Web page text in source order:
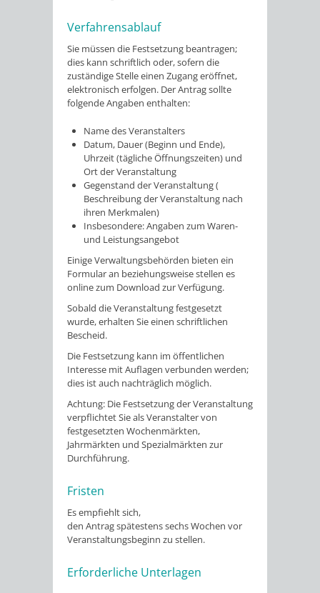
Verfahrensablauf
Sie müssen die Festsetzung beantragen;
dies kann schriftlich oder, sofern die
zuständige Stelle einen Zugang eröffnet,
elektronisch erfolgen. Der Antrag sollte
folgende Angaben enthalten:
Name des Veranstalters
Datum, Dauer (Beginn und Ende),
Uhrzeit (tägliche Öffnungszeiten) und
Ort der Veranstaltung
Gegenstand der Veranstaltung (
Beschreibung der Veranstaltung nach
ihren Merkmalen)
Insbesondere: Angaben zum Waren-
und Leistungsangebot
Einige Verwaltungsbehörden bieten ein
Formular an beziehungsweise stellen es
online zum Download zur Verfügung.
Sobald die Veranstaltung festgesetzt
wurde, erhalten Sie einen schriftlichen
Bescheid.
Die Festsetzung kann im öffentlichen
Interesse mit Auflagen verbunden werden;
dies ist auch nachträglich möglich.
Achtung: Die Festsetzung der Veranstaltung
verpflichtet Sie als Veranstalter von
festgesetzten Wochenmärkten,
Jahrmärkten und Spezialmärkten zur
Durchführung.
Fristen
Es empfiehlt sich,
den Antrag spätestens sechs Wochen vor
Veranstaltungsbeginn zu stellen.
Erforderliche Unterlagen